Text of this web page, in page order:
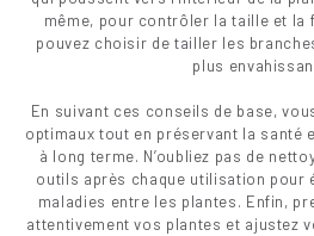
même, pour contrôler la taille et la
pouvez choisir de tailler les
plus
En suivant ces conseils de base,
optimaux tout en préservant la santé
à long terme. N’oubliez pas de
outils après chaque utilisation pour
maladies entre les plantes. Enfin,
attentivement vos plantes et ajustez